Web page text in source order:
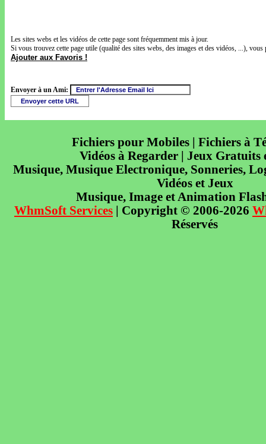
Les sites webs et les vidéos de cette page sont fréquemment mis à jour.
Si vous trouvez cette page utile (qualité des sites webs, des images et des vidéos, ...),
Ajouter aux Favoris !
Envoyer à un Ami:
Fichiers pour Mobiles | Fichiers à
Vidéos à Regarder | Jeux Gratuits
Musique, Musique Electronique, Sonneries,
Vidéos et Jeux
Musique, Image et Animation
WhmSoft Services | Copyright © 2006-2026
Réservés